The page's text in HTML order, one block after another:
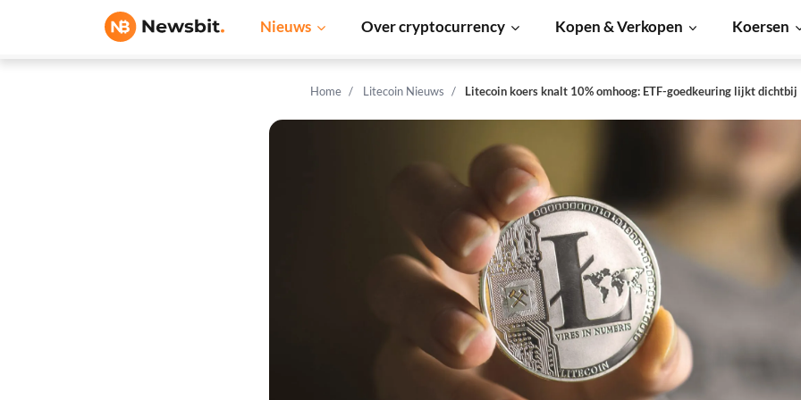
Nieuws Over cryptocurrency Kopen & Verkopen Koersen
Home Litecoin Nieuws Litecoin koers knalt 10% omhoog: ETF-goedkeuring lijkt dichtbij